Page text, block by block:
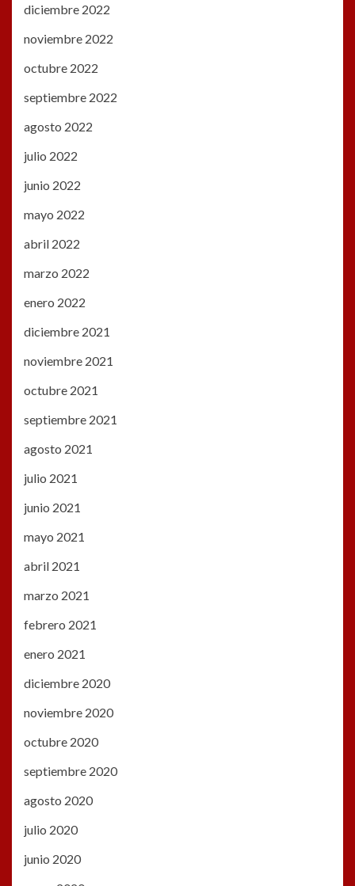
diciembre 2022
noviembre 2022
octubre 2022
septiembre 2022
agosto 2022
julio 2022
junio 2022
mayo 2022
abril 2022
marzo 2022
enero 2022
diciembre 2021
noviembre 2021
octubre 2021
septiembre 2021
agosto 2021
julio 2021
junio 2021
mayo 2021
abril 2021
marzo 2021
febrero 2021
enero 2021
diciembre 2020
noviembre 2020
octubre 2020
septiembre 2020
agosto 2020
julio 2020
junio 2020